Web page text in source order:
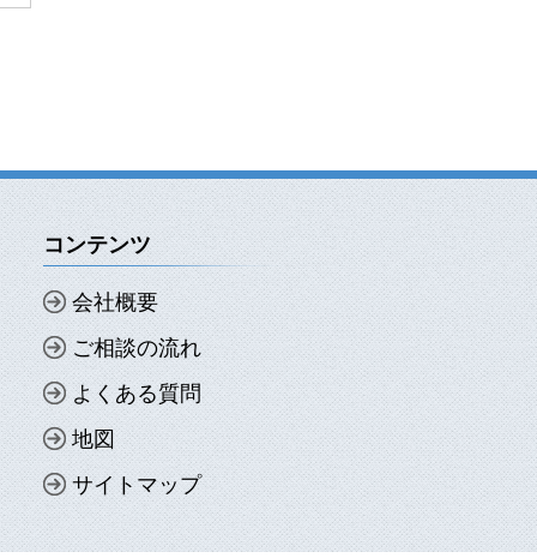
コンテンツ
会社概要
ご相談の流れ
よくある質問
地図
サイトマップ